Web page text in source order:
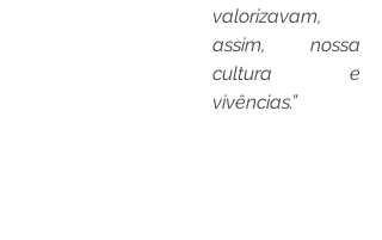
valorizavam,
assim, nossa
cultura e
vivências.”